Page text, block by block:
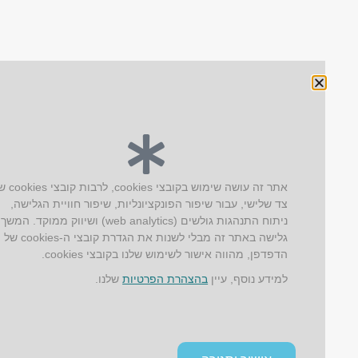
אתר זה עושה שימוש בקובצי cookies, לרבות קובצי cookies של
צד שלישי, עבור שיפור הפונקציונליות, שיפור חוויית הגלישה,
ניתוח התנהגות גולשים (web analytics) ושיווק ממוקד. המשך
גלישה באתר זה מבלי לשנות את הגדרת קובצי ה-cookies של
הדפדפן, מהווה אישור לשימוש שלנו בקובצי cookies.
למידע נוסף, עייןבהצהרת הפרטיותשלנו.